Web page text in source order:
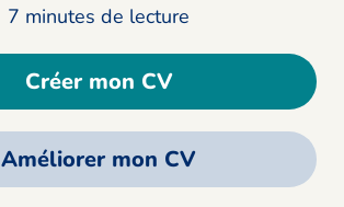
7 minutes de lecture
Créer mon CV
Améliorer mon CV